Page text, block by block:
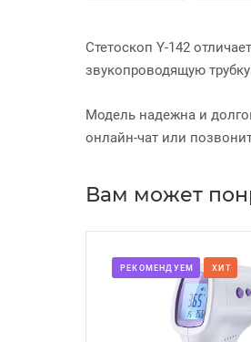
Стетоскоп Y-142
звукопроводящую
Модель надежна и
онлайн-чат или
Вам может
РЕКОМЕНДУЕМ ХИТ
Вес, г
130
Длина трубок,